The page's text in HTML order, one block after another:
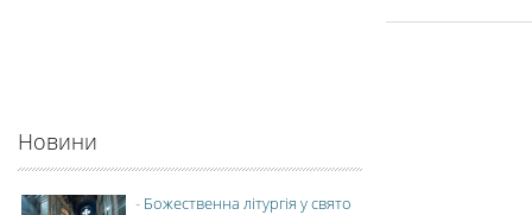
Новини
- Божественна літургія у свято